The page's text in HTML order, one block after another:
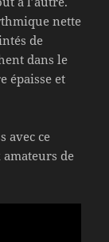
nette
de
dans le
épaisse et
avec ce
de